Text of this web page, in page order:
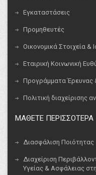
Εγκαταστάσεις
Προμηθευτές
Οικονομικά Στοιχεία &
Εταιρική Κοινωνική
Προγράμματα Έρευνας
Πολιτική διαχείρισης
ΜΑΘΕΤΕ ΠΕΡΙΣΣΟΤΕΡΑ
Διασφάλιση Ποιότητας
Διαχείριση
Υγείας & Ασφάλειας